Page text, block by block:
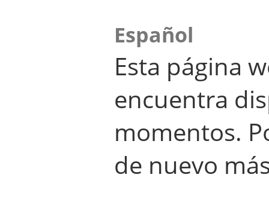
Español
Esta página
encuentra
momentos.
de nuevo